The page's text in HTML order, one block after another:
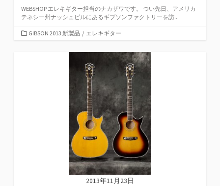
WEBSHOP エレキギター担当のナカザワです。 つい先日、アメリカ
テネシー州ナッシュビルにあるギブソンファクトリーを訪...
カGIBSON 2013 新製品 / エレキギター
2013年11月23日